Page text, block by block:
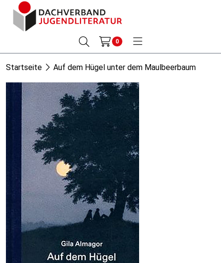
0
Startseite Auf dem Hügel unter dem Maulbeerbaum